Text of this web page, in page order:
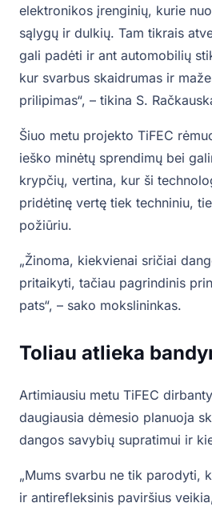
elektronikos įrenginių, kurie
sąlygų ir dulkių. Tam tikrais
gali padėti ir ant automobilių
kur svarbus skaidrumas ir
prilipimas“, – tikina S.
Šiuo metu projekto TiFEC
ieško minėtų sprendimų bei
krypčių, vertina, kur ši
pridėtinę vertę tiek techniniu,
požiūriu.
„Žinoma, kiekvienai sričiai
pritaikyti, tačiau pagrindinis
pats“, – sako mokslininkas.
Toliau atlieka
Artimiausiu metu TiFEC
daugiausia dėmesio planuoja
dangos savybių supratimui ir
„Mums svarbu ne tik parodyti,
ir antirefleksinis paviršius